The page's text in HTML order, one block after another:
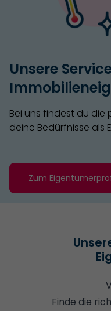
Unsere
Bei uns findest du die
deine Bedürfnisse als
Zum
Finde die